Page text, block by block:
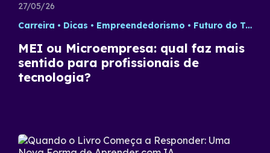
27/05/26
Carreira
Dicas Empreendedorismo Futuro do Trabalho
MEI ou Microempresa: qual faz mais
sentido para profissionais de
tecnologia?